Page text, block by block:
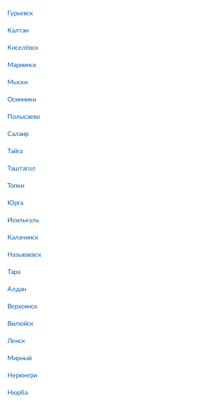
Гурьевск
Калтан
Киселёвск
Мариинск
Мыски
Осинники
Полысаево
Салаир
Тайга
Таштагол
Топки
Юрга
Исилькуль
Калачинск
Называевск
Тара
Алдан
Верхоянск
Вилюйск
Ленск
Мирный
Нерюнгри
Нюрба